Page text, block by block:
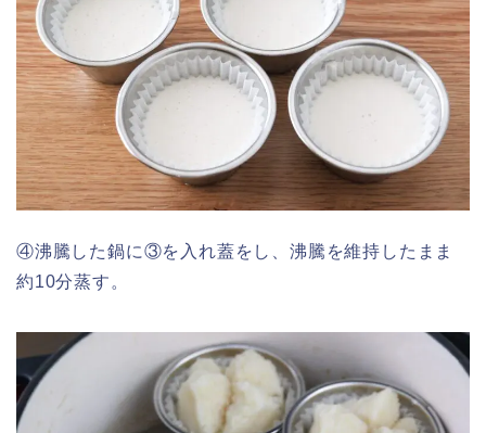
④沸騰した鍋に③を入れ蓋をし、沸騰を維持したまま
約10分蒸す。